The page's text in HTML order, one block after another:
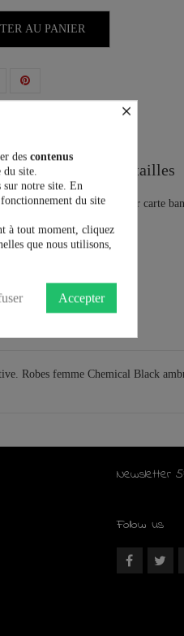
AU PANIER
Guide des tailles
Robes femme Chemical Black
Newsletter
Follow us
×
des contenus
site.
sur notre site. En
du site
à tout moment, cliquez
que nous utilisons,
Accepter